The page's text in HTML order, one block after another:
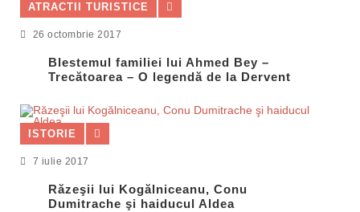
ATRACTII TURISTICE
26 octombrie 2017
Blestemul familiei lui Ahmed Bey –
Trecătoarea – O legendă de la Dervent
ISTORIE
7 iulie 2017
Răzeşii lui Kogălniceanu, Conu
Dumitrache şi haiducul Aldea